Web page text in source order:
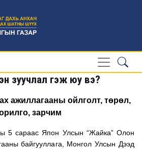
зуучлал гэж юу вэ?
ажиллагааны ойлголт, төрөл,
зарчим
5 сараас Япон Улсын “Жайка” Олон
байгууллага, Монгол Улсын Дээд